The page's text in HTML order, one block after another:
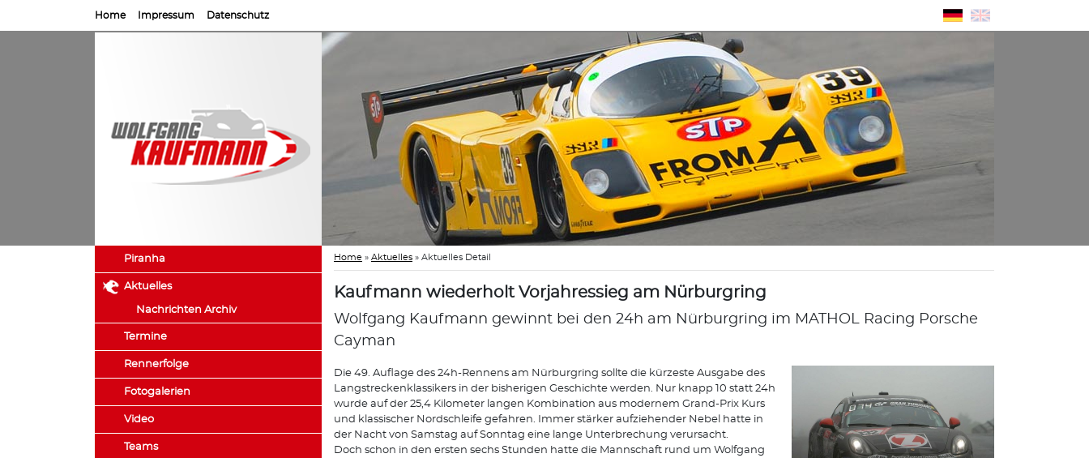
Home Impressum Datenschutz
Piranha
Aktuelles
Nachrichten Archiv
Termine
Rennerfolge
Fotogalerien
Video
Teams
Home » Aktuelles » Aktuelles Detail
Kaufmann wiederholt Vorjahressieg am Nürburgring
Wolfgang Kaufmann gewinnt bei den 24h am Nürburgring im MATHOL Racing Porsche
Cayman
Die 49. Auflage des 24h-Rennens am Nürburgring sollte die kürzeste Ausgabe des
Langstreckenklassikers in der bisherigen Geschichte werden. Nur knapp 10 statt 24h
wurde auf der 25,4 Kilometer langen Kombination aus modernem Grand-Prix Kurs
und klassischer Nordschleife gefahren. Immer stärker aufziehender Nebel hatte in
der Nacht von Samstag auf Sonntag eine lange Unterbrechung verursacht.
Doch schon in den ersten sechs Stunden hatte die Mannschaft rund um Wolfgang